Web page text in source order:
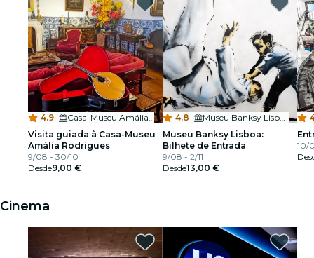
4.9 ·
Casa-Museu Amália Rodrigues
Visita guiada à Casa-Museu
Amália Rodrigues
9/08 - 30/10
Desde9,00 €
4.8 ·
Museu Banksy Lisboa
Museu Banksy Lisboa:
Bilhete de Entrada
9/08 - 2/11
Desde13,00 €
10/
Cinema